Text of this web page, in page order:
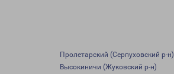
Пролетарский (Серпуховский р-н)
Высокиничи (Жуковский р-н)